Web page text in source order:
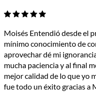
Moisés Entendió desde el
mínimo conocimiento de
aprovechar dé mi
mucha paciencia y al final
mejor calidad de lo que yo
fue todo un éxito gracias a